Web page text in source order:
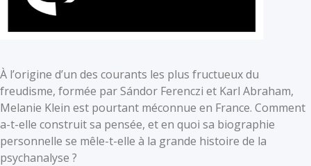
À l’origine d’un des courants les plus fructueux du
freudisme, formée par Sándor Ferenczi et Karl Abraham,
Melanie Klein est pourtant méconnue en France. Comment
a-t-elle construit sa pensée, et en quoi sa biographie
personnelle se mêle-t-elle à la grande histoire de la
psychanalyse ?